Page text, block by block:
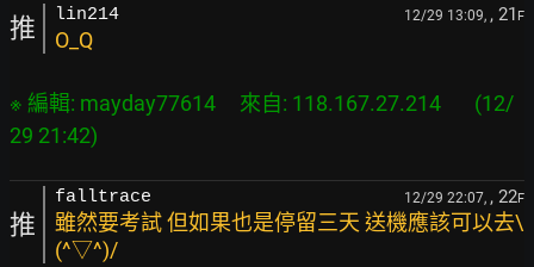
推 lin214 12/29 13:09, , 21 F
O_Q
※ 編輯: mayday77614     來自: 118.167.27.214       (12/
推
falltrace 12/29 22:07, , 22F
雖然要考試 但如果也是停留三天 送機應該可以去\
(^▽^)/